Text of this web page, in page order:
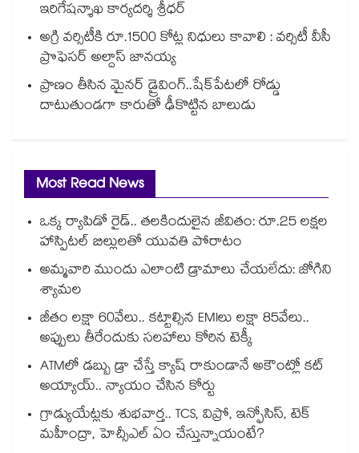
ఇరిగేషన్శాఖ కార్యదర్శి శ్రీధర్
అగ్రి వర్సిటీకి రూ.1500 కోట్ల నిధులు కావాలి : వర్సిటీ వీసీ
ప్రొఫెసర్ అల్దాస్ జానయ్య
ప్రాణం తీసిన మైనర్‌‌ డ్రైవింగ్‌..షేక్‌పేటలో రోడ్డు
దాటుతుండగా కారుతో ఢీకొట్టిన బాలుడు
Most Read News
ఒక్క ర్యాపిడో రైడ్.. తలకిందులైన జీవితం: రూ.25 లక్షల
హాస్పిటల్ బిల్లులతో యువతి పోరాటం
అమ్మవారి ముందు ఎలాంటి డ్రామాలు చేయలేదు: జోగిని
శ్యామల
జీతం లక్షా 60వేలు.. కట్టాల్సిన EMIలు లక్షా 85వేలు..
అప్పులు తీరేందుకు సలహాలు కోరిన టెక్కీ
ATMలో డబ్బు డ్రా చేస్తే క్యాష్ రాకుండానే అకౌంట్లో కట్
అయ్యాయ్.. న్యాయం చేసిన కోర్టు
గ్రాడ్యుయేట్లకు శుభవార్త.. TCS, విప్రో, ఇన్ఫోసిస్, టెక్
మహీంద్రా, హెచ్సీఎల్ ఏం చేస్తున్నాయంటే?